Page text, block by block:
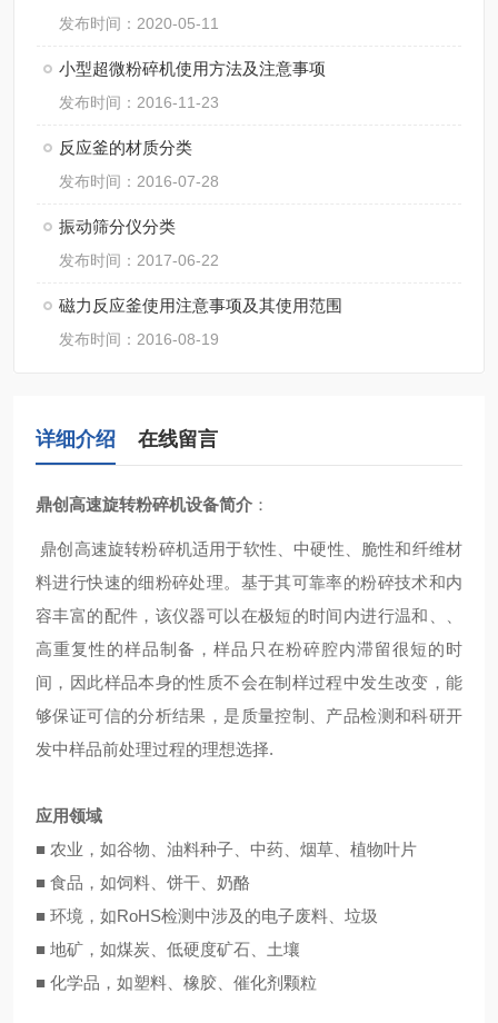
发布时间：2020-05-11
小型超微粉碎机使用方法及注意事项
发布时间：2016-11-23
反应釜的材质分类
发布时间：2016-07-28
振动筛分仪分类
发布时间：2017-06-22
磁力反应釜使用注意事项及其使用范围
发布时间：2016-08-19
详细介绍 在线留言
鼎创高速旋转粉碎机设备简介 ：
鼎创 高速旋转粉碎机适用于软性、中硬性、脆性和纤维材
料进行快速的细粉碎处理。基于其可靠率的粉碎技术和内
容丰富的配件，该仪器可以在极短的时间内进行温和、、
高重复性的样品制备，样品只在粉碎腔内滞留很短的时
间，因此样品本身的性质不会在制样过程中发生改变，能
够保证可信的分析结果，是质量控制、产品检测和科研开
发中样品前处理过程的理想选择.
应用领域
■ 农业，如谷物、油料种子、中药、烟草、植物叶片
■ 食品，如饲料、饼干、奶酪
■ 环境，如RoHS检测中涉及的电子废料、垃圾
■ 地矿，如煤炭、低硬度矿石、土壤
■ 化学品，如塑料、橡胶、催化剂颗粒